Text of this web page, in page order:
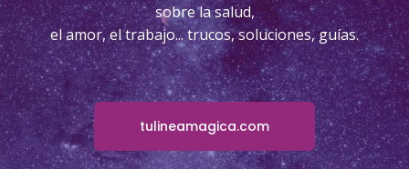
sobre la salud,
el amor, el trabajo... trucos, soluciones, guías.
tulineamagica.com